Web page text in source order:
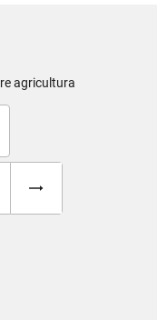
agricultura